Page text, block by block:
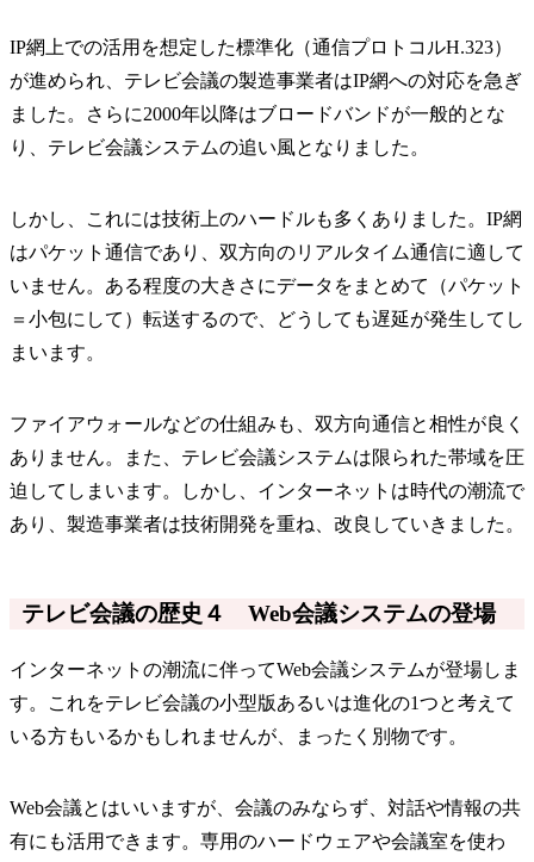
IP網上での活用を想定した標準化（通信プロトコルH.323）
が進められ、テレビ会議の製造事業者はIP網への対応を急ぎ
ました。さらに2000年以降はブロードバンドが一般的とな
り、テレビ会議システムの追い風となりました。
しかし、これには技術上のハードルも多くありました。IP網
はパケット通信であり、双方向のリアルタイム通信に適して
いません。ある程度の大きさにデータをまとめて（パケット
＝小包にして）転送するので、どうしても遅延が発生してし
まいます。
ファイアウォールなどの仕組みも、双方向通信と相性が良く
ありません。また、テレビ会議システムは限られた帯域を圧
迫してしまいます。しかし、インターネットは時代の潮流で
あり、製造事業者は技術開発を重ね、改良していきました。
テレビ会議の歴史４ Web会議システムの登場
インターネットの潮流に伴ってWeb会議システムが登場しま
す。これをテレビ会議の小型版あるいは進化の1つと考えて
いる方もいるかもしれませんが、まったく別物です。
Web会議とはいいますが、会議のみならず、対話や情報の共
有にも活用できます。専用のハードウェアや会議室を使わ